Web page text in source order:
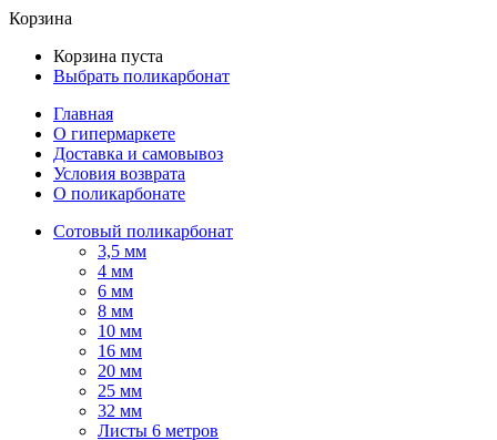
Корзина
Корзина пуста
Выбрать поликарбонат
Главная
О гипермаркете
Доставка и самовывоз
Условия возврата
О поликарбонате
Сотовый поликарбонат
3,5 мм
4 мм
6 мм
8 мм
10 мм
16 мм
20 мм
25 мм
32 мм
Листы 6 метров